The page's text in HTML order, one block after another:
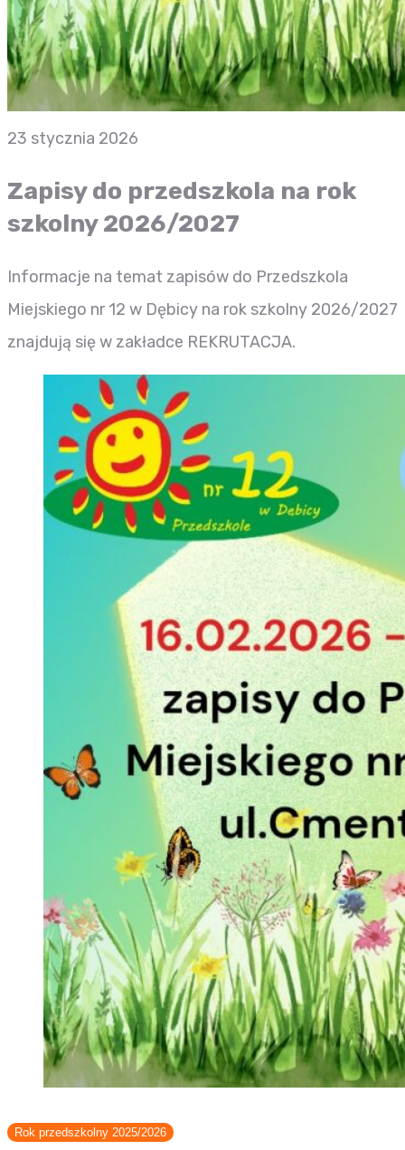
23 stycznia 2026
Zapisy do przedszkola na rok
szkolny 2026/2027
Informacje na temat zapisów do Przedszkola
Miejskiego nr 12 w Dębicy na rok szkolny 2026/2027
znajdują się w zakładce REKRUTACJA.
Rok przedszkolny 2025/2026